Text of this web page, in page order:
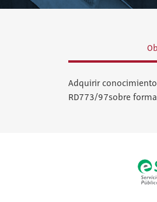
Adquirir
RD773/97sobre